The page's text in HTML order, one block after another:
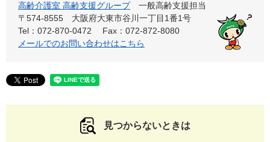
高齢介護室 高齢支援グループ
一般高齢支援担当
〒574-8555
大阪府大東市谷川一丁目1番1号
Tel：072-870-0472
Fax：072-872-8080
メールでのお問い合わせはこちら
見つからないときは